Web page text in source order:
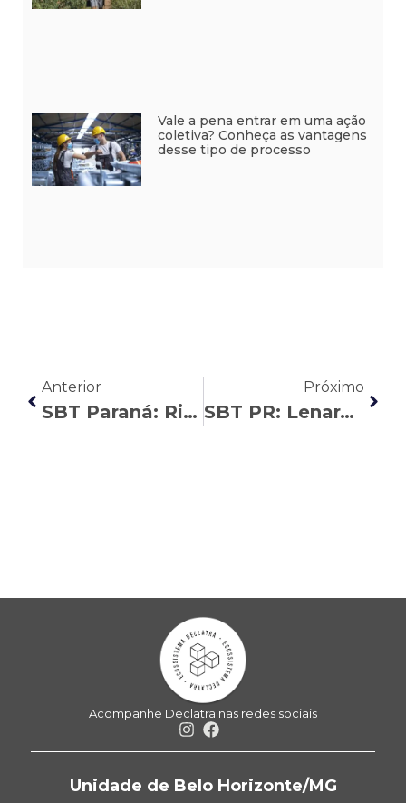
Vale a pena entrar em uma ação
coletiva? Conheça as vantagens
desse tipo de processo
Anterior
SBT Paraná: Ricardo Mendonça analisa as perdas do vale-refeição
Próximo
SBT PR: Lenara Moreira comenta as mudanças na regra das horas extras
Acompanhe Declatra nas redes sociais
Unidade de Belo Horizonte/MG